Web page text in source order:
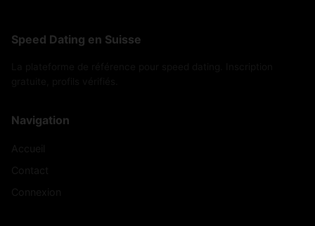
Speed Dating en Suisse
Navigation